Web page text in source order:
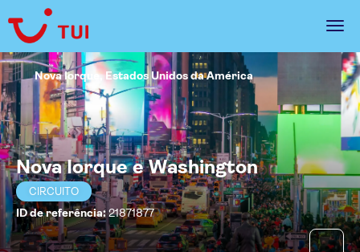
Nova Iorque e Washington
CIRCUITO
ID de referência:21871877
Nova Iorque, Estados Unidos da América